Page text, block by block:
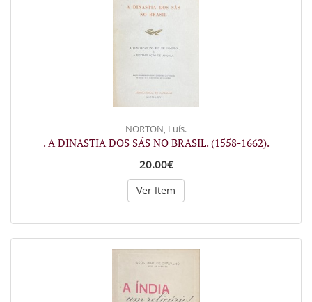
NORTON, Luís.
. A DINASTIA DOS SÁS NO BRASIL. (1558-1662).
20.00€
Ver Item